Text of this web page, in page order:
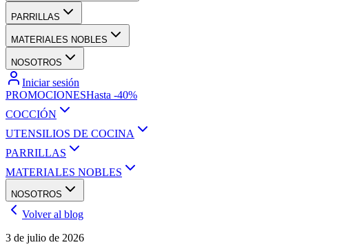
PARRILLAS
MATERIALES NOBLES
NOSOTROS
Iniciar sesión
PROMOCIONESHasta -40%
COCCIÓN
UTENSILIOS DE COCINA
PARRILLAS
MATERIALES NOBLES
NOSOTROS
Volver al blog
3 de julio de 2026